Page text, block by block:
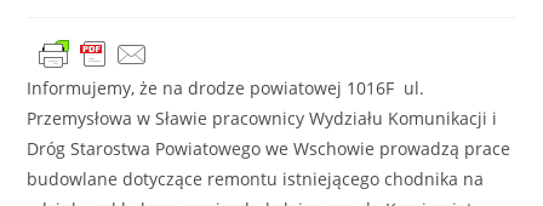
Informujemy, że na drodze powiatowej 1016F ul.
Przemysłowa w Sławie pracownicy Wydziału Komunikacji i
Dróg Starostwa Powiatowego we Wschowie prowadzą prace
budowlane dotyczące remontu istniejącego chodnika na